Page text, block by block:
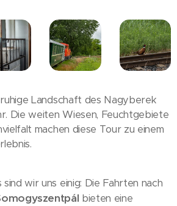
Landschaft des Nagyberek
Die weiten Wiesen, Feuchtgebiete
machen diese Tour zu einem
wir uns einig: Die Fahrten nach
bieten eine